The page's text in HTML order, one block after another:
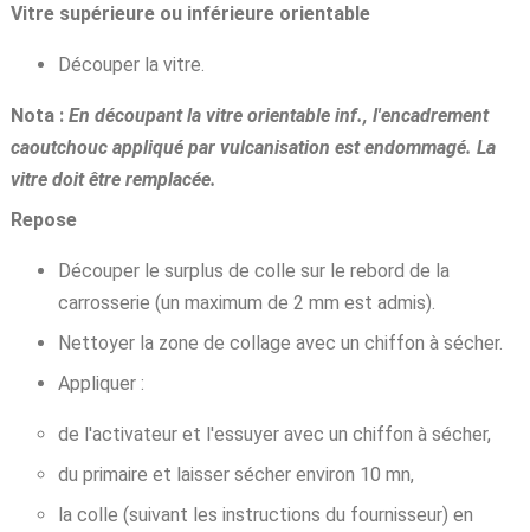
Vitre supérieure ou inférieure orientable
Découper la vitre.
Nota :En découpant la vitre orientable inf., l'encadrement
caoutchouc appliqué par vulcanisation est endommagé. La
vitre doit être remplacée.
Repose
Découper le surplus de colle sur le rebord de la
carrosserie (un maximum de 2 mm est admis).
Nettoyer la zone de collage avec un chiffon à sécher.
Appliquer :
de l'activateur et l'essuyer avec un chiffon à sécher,
du primaire et laisser sécher environ 10 mn,
la colle (suivant les instructions du fournisseur) en